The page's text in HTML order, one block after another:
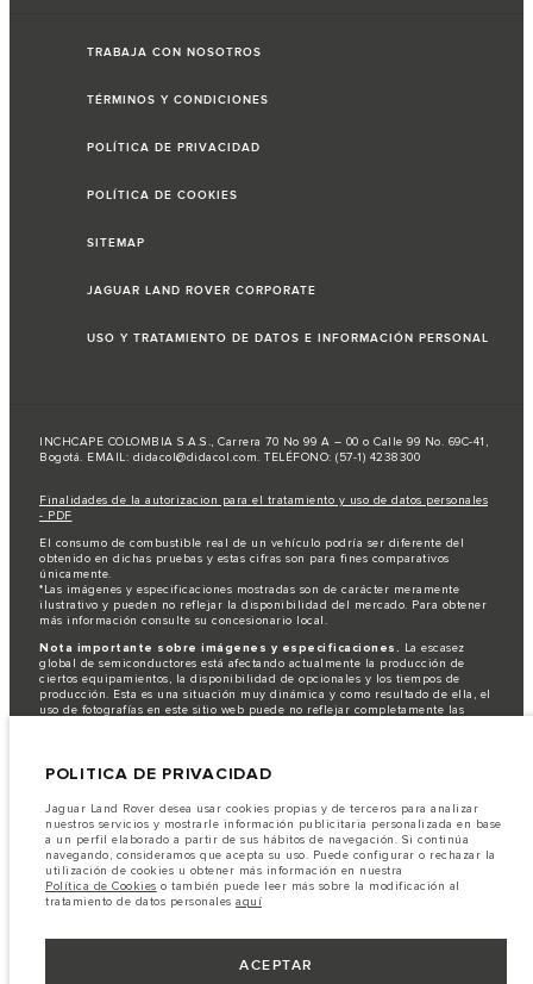
TRABAJA CON NOSOTROS
TÉRMINOS Y CONDICIONES
POLÍTICA DE PRIVACIDAD
POLÍTICA DE COOKIES
SITEMAP
JAGUAR LAND ROVER CORPORATE
USO Y TRATAMIENTO DE DATOS E INFORMACIÓN PERSONAL
INCHCAPE COLOMBIA S.A.S., Carrera 70 No 99 A – 00 o Calle 99 No. 69C-41,
Bogotá. EMAIL: didacol@didacol.com. TELÉFONO: (57-1) 4238300
Finalidades de la autorizacion para el tratamiento y uso de datos personales
- PDF
El consumo de combustible real de un vehículo podría ser diferente del
obtenido en dichas pruebas y estas cifras son para fines comparativos
únicamente.
*Las imágenes y especificaciones mostradas son de carácter meramente
ilustrativo y pueden no reflejar la disponibilidad del mercado. Para obtener
más información consulte su concesionario local.
Nota importante sobre imágenes y especificaciones. La escasez
global de semiconductores está afectando actualmente la producción de
ciertos equipamientos, la disponibilidad de opcionales y los tiempos de
producción. Esta es una situación muy dinámica y como resultado de ella, el
uso de fotografías en este sitio web puede no reflejar completamente las
actuales de nuestros vehículos y que no realicen un pedido basándose
Jaguar Land Rover Limited busca constantemente nuevas formas de mejorar
las especificaciones, el diseño y la producción de sus vehículos, piezas y
accesorios, por lo que se producen modificaciones de forma continua y sin
previo aviso. Según el modelo, algunas funciones serán opcionales o
vendrán incluidas de serie. La información, las especificaciones, los motores
y los colores que aparecen en esta página web se basan en las
especificaciones europeas. Estos pueden variar en función del mercado y
equipamiento opcional y accesorios originales que pueden no estar
disponibles en todos los mercados. Ponte en contacto con tu concesionario
local para consultar disponibilidad y precios.
POLITICA DE PRIVACIDAD
Jaguar Land Rover desea usar cookies propias y de terceros para analizar
nuestros servicios y mostrarle información publicitaria personalizada en base
a un perfil elaborado a partir de sus hábitos de navegación. Si continúa
navegando, consideramos que acepta su uso. Puede configurar o rechazar la
utilización de cookies u obtener más información en nuestra
Política de Cookies o también puede leer más sobre la modificación al
tratamiento de datos personales aquí
ACEPTAR